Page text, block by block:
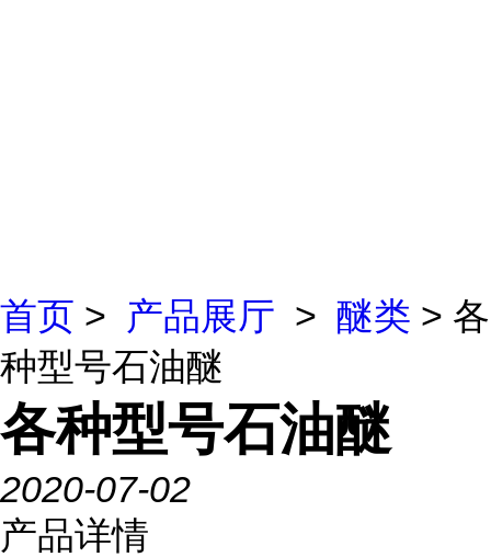
首页 > 产品展厅 > 醚类 > 各
种型号石油醚
各种型号石油醚
2020-07-02
产品详情